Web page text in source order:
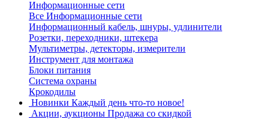
Информационные сети
Все Информационные сети
Информационный кабель, шнуры, удлинители
Розетки, переходники, штекера
Мультиметры, детекторы, измерители
Инструмент для монтажа
Блоки питания
Система охраны
Крокодилы
Новинки Каждый день что-то новое!
Акции, аукционы Продажа со скидкой